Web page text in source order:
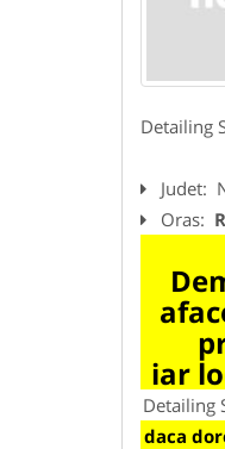
Detailing
Judet:
Oras:
iar
Detailing
daca